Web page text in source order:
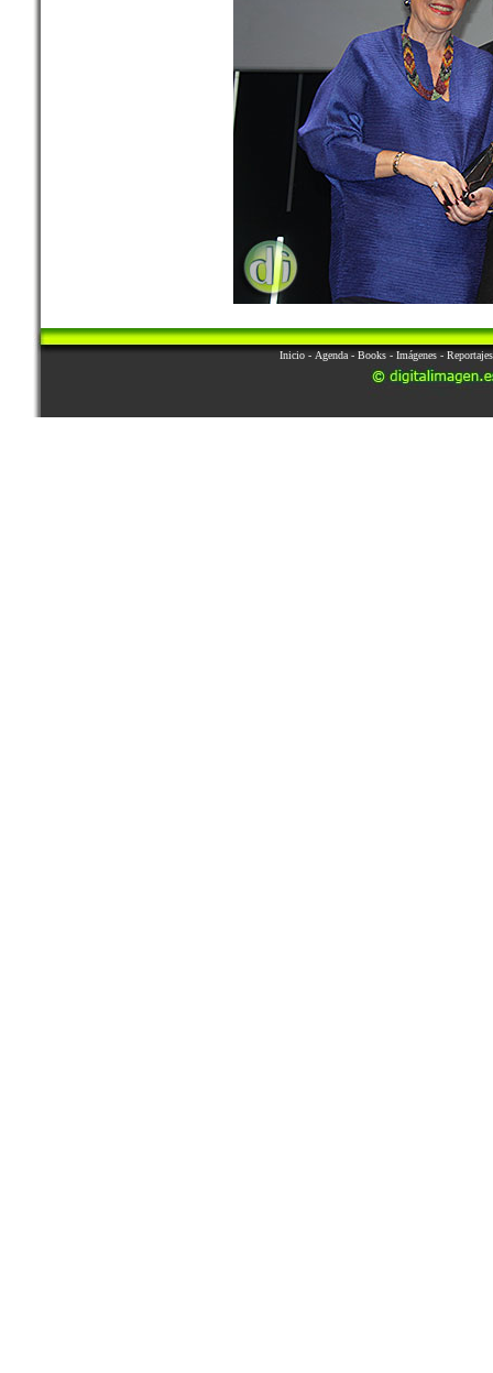
Inicio - Agenda - Books - Imágenes - Reportajes